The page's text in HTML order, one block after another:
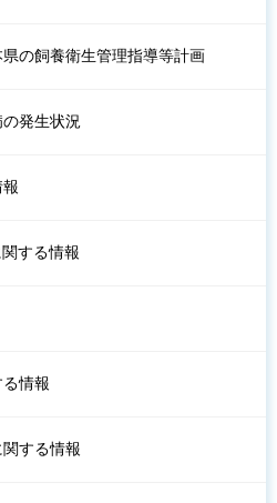
の飼養衛生管理指導等計画
発生状況
する情報
情報
する情報